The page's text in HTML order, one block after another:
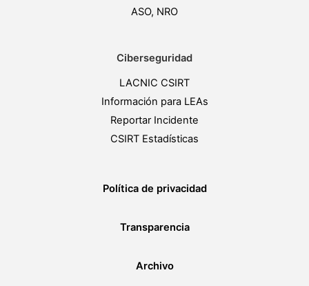
ASO, NRO
Ciberseguridad
LACNIC CSIRT
Información para LEAs
Reportar Incidente
CSIRT Estadísticas
Política de privacidad
Transparencia
Archivo